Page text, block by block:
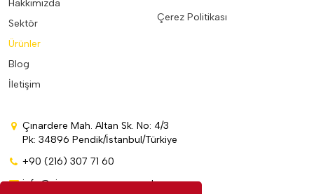
Hakkımızda
Sektör
Ürünler
Blog
İletişim
Çerez Politikası
Çınardere Mah. Altan Sk. No: 4/3
Pk: 34896 Pendik/İstanbul/Türkiye
+90 (216) 307 71 60
info@cinarpromosyon.com.tr